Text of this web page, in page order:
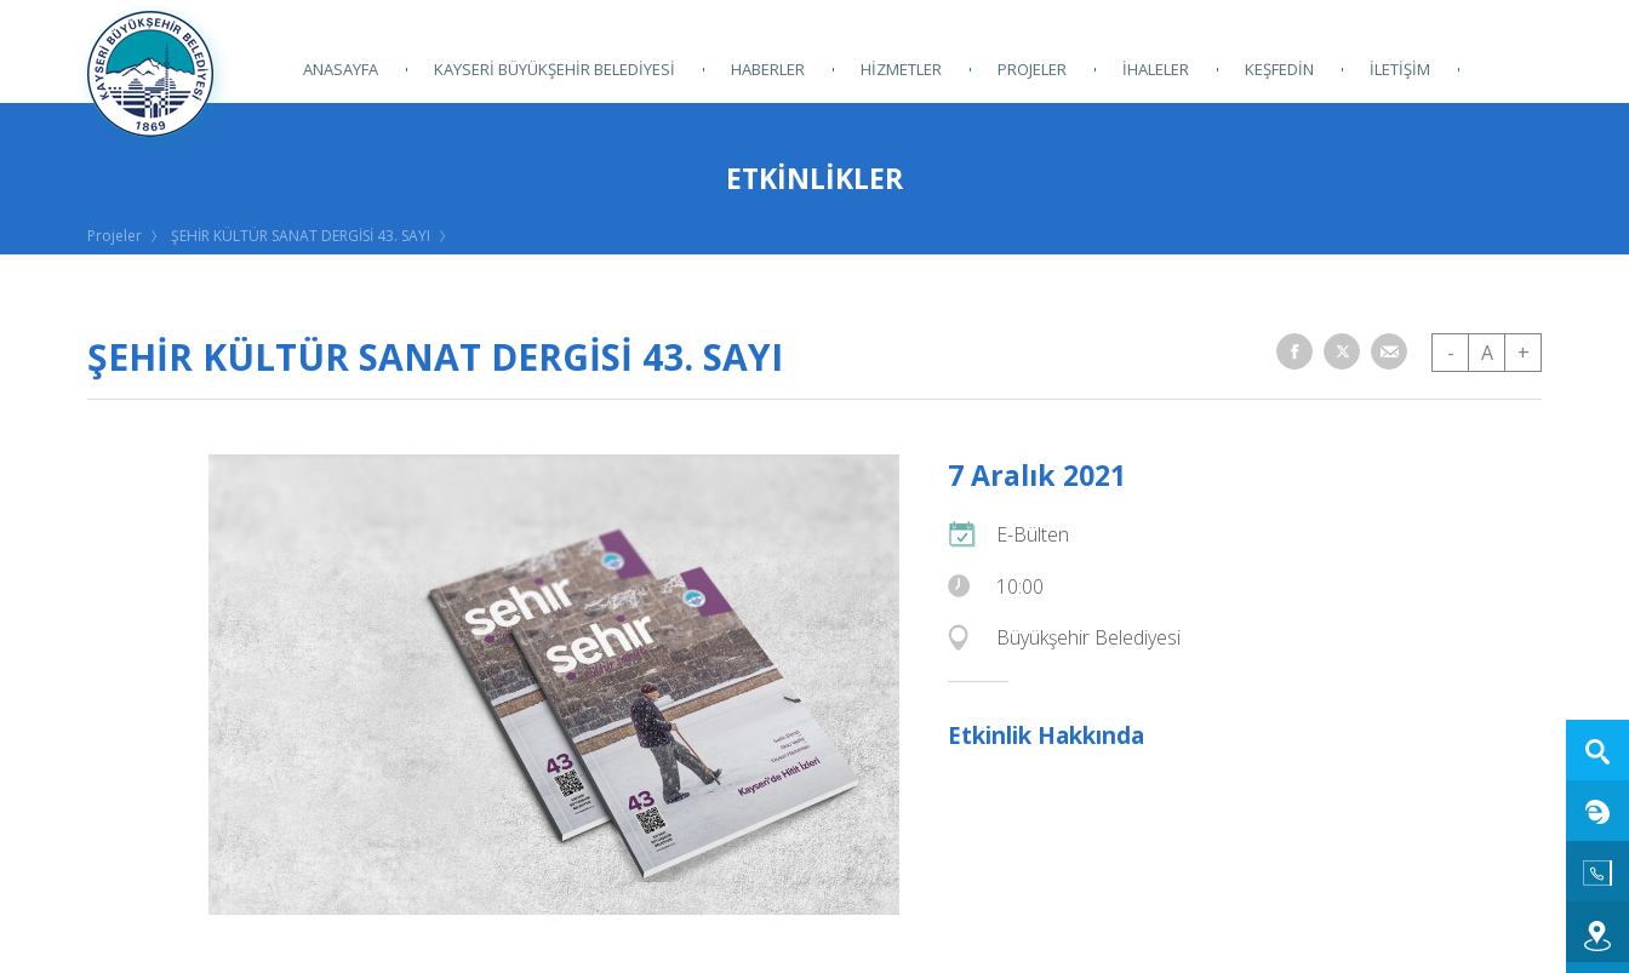
ANASAYFA KAYSERİ BÜYÜKŞEHİR BELEDİYESİ HABERLER HİZMETLER PROJELER İHALELER KEŞFEDİN İLETİŞİM
ETKINLIKLER
Projeler ŞEHİR KÜLTÜR SANAT DERGİSİ 43. SAYI
ŞEHİR KÜLTÜR SANAT DERGİSİ 43. SAYI - A +
7 Aralık 2021
E-Bülten
10:00
Büyükşehir Belediyesi
Etkinlik Hakkında